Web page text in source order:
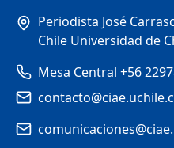
Periodista José
Chile Universidad de
Mesa Central +56